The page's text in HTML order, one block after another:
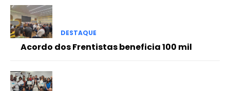
DESTAQUE
Acordo dos Frentistas beneficia 100 mil